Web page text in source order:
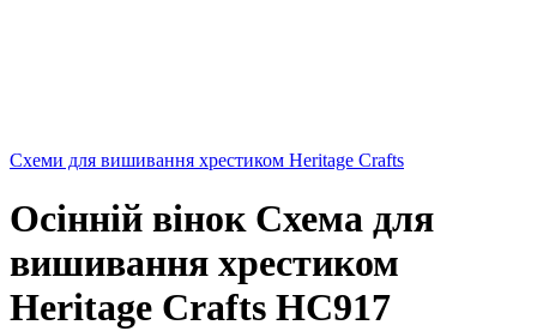
Схеми для вишивання хрестиком Heritage Crafts
Осінній вінок Схема для
вишивання хрестиком
Heritage Crafts HC917